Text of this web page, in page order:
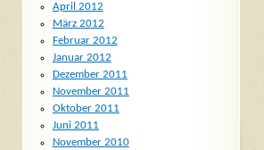
April 2012
März 2012
Februar 2012
Januar 2012
Dezember 2011
November 2011
Oktober 2011
Juni 2011
November 2010